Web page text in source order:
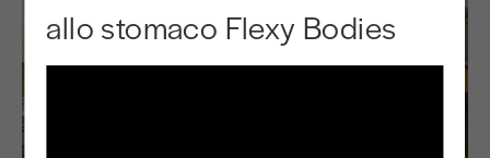
allo stomaco Flexy Bodies